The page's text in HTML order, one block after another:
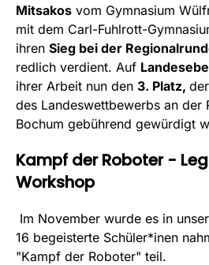
Freestyle physics
Biologie
Internationale
Internationale
Bio-logisch!
Chemie
Internationale
Mitsakos vom Gymnasium
mit dem Carl-Fuhlrott-
ihren Sieg bei der
redlich verdient. Auf
ihrer Arbeit nun den 3. Platz,
des Landeswettbewerbs an der
Bochum gebührend gewürdigt
Kampf der Roboter -
Workshop
Im November wurde es in
16 begeisterte Schüler*inen
"Kampf der Roboter" teil.